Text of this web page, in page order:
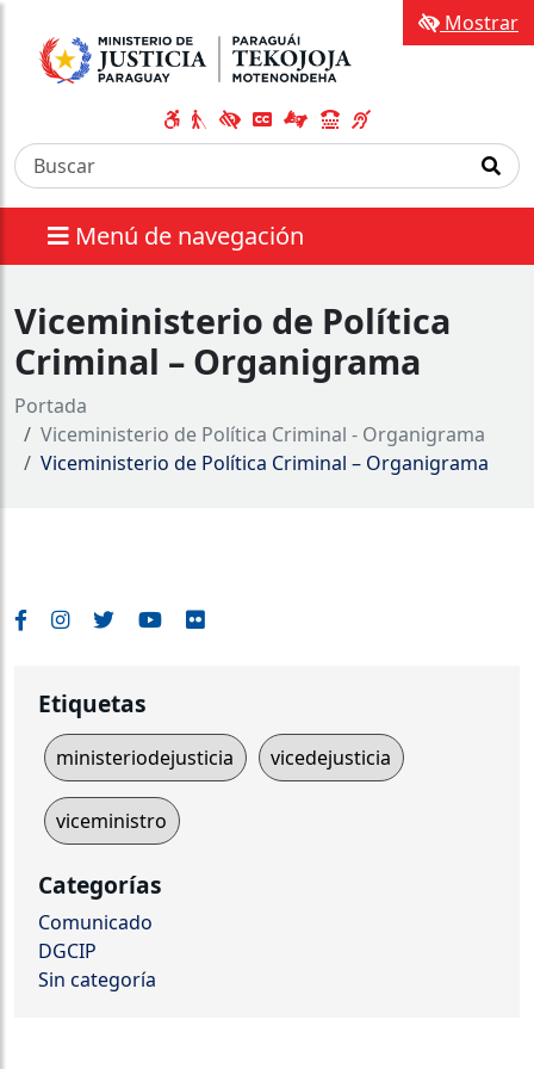
Menú de navegación
Mostrar
Viceministerio de Política
Criminal – Organigrama
Portada
Viceministerio de Política Criminal - Organigrama
Viceministerio de Política Criminal – Organigrama
Etiquetas
ministeriodejusticia vicedejusticia
viceministro
Categorías
Comunicado
DGCIP
Sin categoría